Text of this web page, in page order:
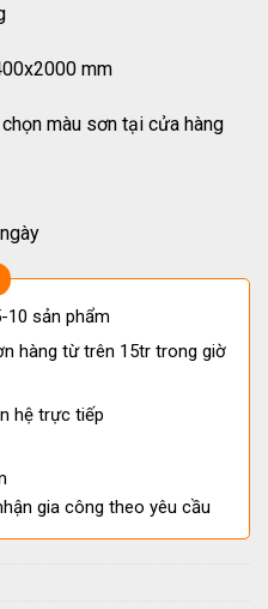
mm
màu sơn tại cửa hàng
10 sản phẩm
hàng từ trên 15tr trong giờ
hệ trực tiếp
gia công theo yêu cầu